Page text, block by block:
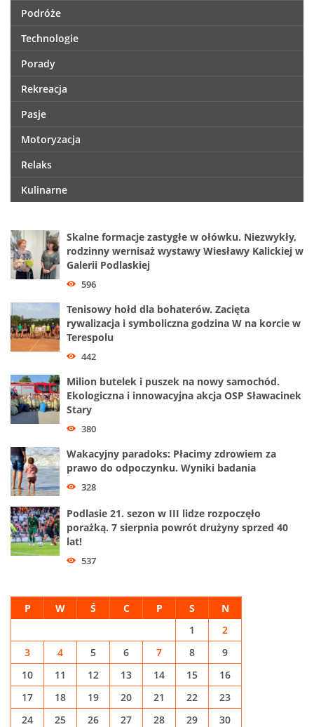
Podróże
Technologie
Porady
Rekreacja
Pasje
Motoryzacja
Relaks
Kulinarne
Skalne formacje zastygłe w ołówku. Niezwykły,
rodzinny wernisaż wystawy Wiesławy Kalickiej w
Galerii Podlaskiej
596
Tenisowy hołd dla bohaterów. Zacięta
rywalizacja i symboliczna godzina W na korcie w
Terespolu
442
Milion butelek i puszek na nowy samochód.
Ekologiczna i innowacyjna akcja OSP Sławacinek
Stary
380
Wakacyjny paradoks: Płacimy zdrowiem za
prawo do odpoczynku. Wyniki badania
328
Podlasie 21. sezon w III lidze rozpoczęło
porażką. 7 sierpnia powrót drużyny sprzed 40
lat!
537
P W Ś C P S N
1
2
3
4 5 6 7 8
9
10
11 12 13 14 15
16
17
18 19 20 21 22
23
24
25 26 27 28 29
30